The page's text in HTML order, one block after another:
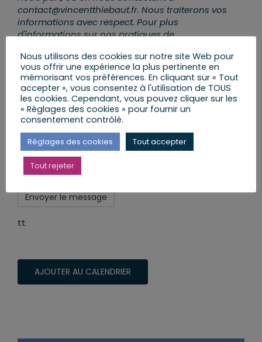
contact@vincentthiebaut.fr. Nous traiterons vos
informations avec respect. Pour plus
d'informations sur nos pratiques de
cliquant sur "envoyer le message", vous acceptez
que nous puissions traiter vos informations
conformément à ces termes.
Nous utilisons MailJet comme plateforme de
Newsletter. En cliquant ci-dessous pour vous
abonner, vous reconnaissez que vos informations
seront transférées et traitées par MailJet. Pour
en savoir plus sur les pratiques de confidentialité
de MailJet,rendez-vous ICI
tt
AJOUTER AU CALENDRIER
Nous utilisons des cookies sur notre site Web pour
vous offrir une expérience la plus pertinente en
mémorisant vos préférences. En cliquant sur « Tout
accepter », vous consentez à l'utilisation de TOUS
les cookies. Cependant, vous pouvez cliquer sur les
« Réglages des cookies » pour fournir un
consentement contrôlé.
Réglages des cookies Tout accepter
Tout rejeter